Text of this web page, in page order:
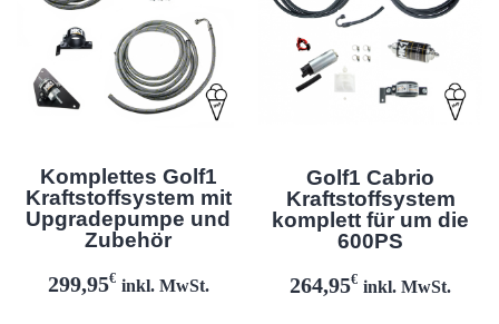
Komplettes Golf1
Kraftstoffsystem mit
Upgradepumpe und
Zubehör
299,95€ inkl. MwSt.
Golf1 Cabrio
Kraftstoffsystem
komplett für um die
600PS
264,95€ inkl. MwSt.